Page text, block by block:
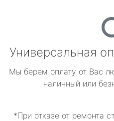
Универсальная
Мы берем оплату от Вас
наличный или
*При отказе от ремонта